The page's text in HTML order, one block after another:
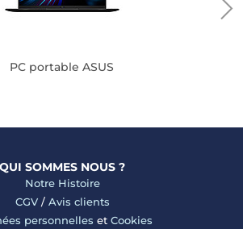
PC portable ASUS
QUI SOMMES NOUS ?
Notre Histoire
CGV/ Avis clients
personnelles et Cookies